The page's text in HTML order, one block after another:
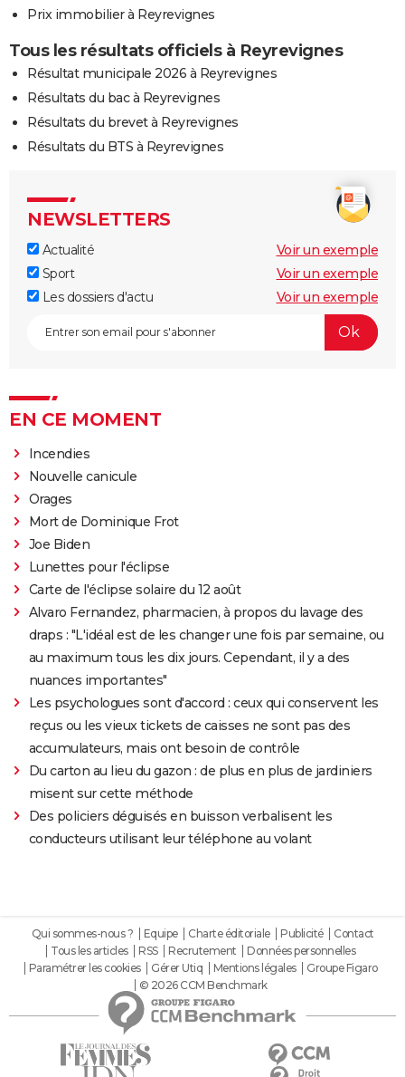
Prix immobilier à Reyrevignes
Tous les résultats officiels à Reyrevignes
Résultat municipale 2026 à Reyrevignes
Résultats du bac à Reyrevignes
Résultats du brevet à Reyrevignes
Résultats du BTS à Reyrevignes
NEWSLETTERS
Actualité
Voir un exemple
Sport
Voir un exemple
Les dossiers d'actu
Voir un exemple
EN CE MOMENT
Incendies
Nouvelle canicule
Orages
Mort de Dominique Frot
Joe Biden
Lunettes pour l'éclipse
Carte de l'éclipse solaire du 12 août
Alvaro Fernandez, pharmacien, à propos du lavage des
draps : "L'idéal est de les changer une fois par semaine, ou
au maximum tous les dix jours. Cependant, il y a des
nuances importantes"
Les psychologues sont d'accord : ceux qui conservent les
reçus ou les vieux tickets de caisses ne sont pas des
accumulateurs, mais ont besoin de contrôle
Du carton au lieu du gazon : de plus en plus de jardiniers
misent sur cette méthode
Des policiers déguisés en buisson verbalisent les
conducteurs utilisant leur téléphone au volant
Qui sommes-nous ? Equipe Charte éditoriale Publicité
Contact
Tous les articles
RSS Recrutement
Données personnelles
Paramétrer les cookies
Gérer Utiq Mentions légales
Groupe Figaro
© 2026 CCM Benchmark